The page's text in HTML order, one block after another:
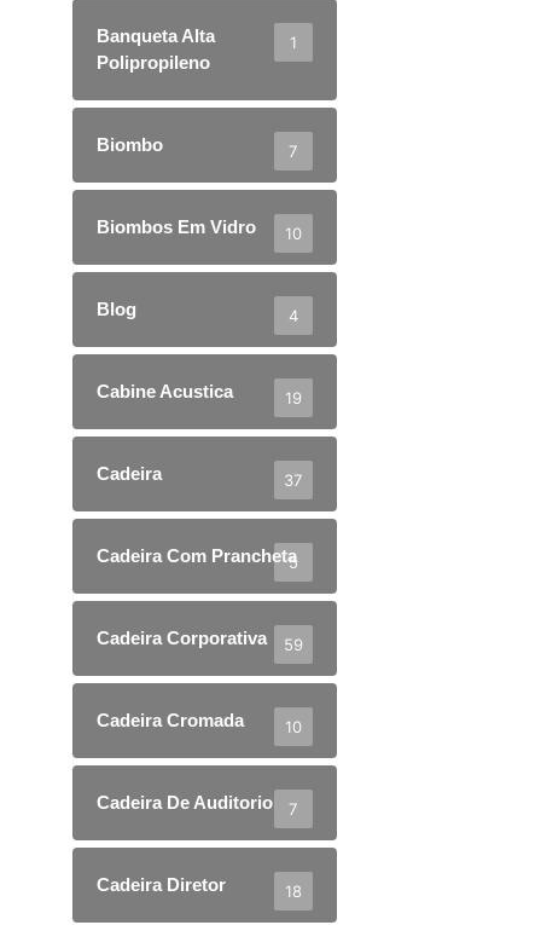
Banqueta Alta
Polipropileno
1
Biombo 7
Biombos Em Vidro 10
Blog 4
Cabine Acustica 19
Cadeira 37
Cadeira Com Prancheta
5
Cadeira Corporativa 59
Cadeira Cromada 10
Cadeira De Auditorio 7
Cadeira Diretor 18